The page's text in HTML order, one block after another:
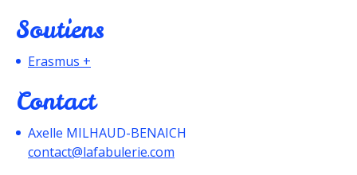
Soutiens
Erasmus +
Contact
Axelle MILHAUD-BENAICH
contact@lafabulerie.com